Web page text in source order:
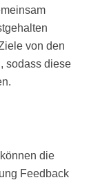
von den
sodass diese
die
Feedback